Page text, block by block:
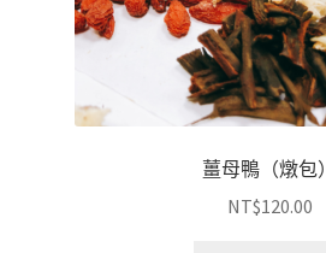
薑母鴨（燉包）
NT$120.00